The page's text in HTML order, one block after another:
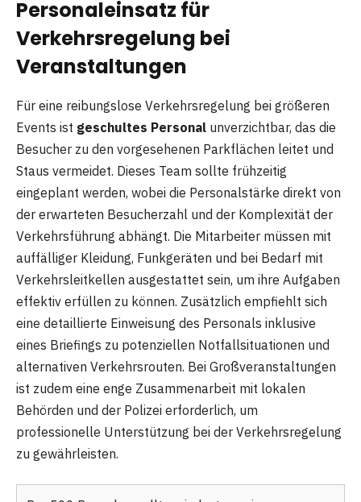
Personaleinsatz für
Verkehrsregelung bei
Veranstaltungen
Für eine reibungslose Verkehrsregelung bei größeren
Events ist geschultes Personal unverzichtbar, das die
Besucher zu den vorgesehenen Parkflächen leitet und
Staus vermeidet. Dieses Team sollte frühzeitig
eingeplant werden, wobei die Personalstärke direkt von
der erwarteten Besucherzahl und der Komplexität der
Verkehrsführung abhängt. Die Mitarbeiter müssen mit
auffälliger Kleidung, Funkgeräten und bei Bedarf mit
Verkehrsleitkellen ausgestattet sein, um ihre Aufgaben
effektiv erfüllen zu können. Zusätzlich empfiehlt sich
eine detaillierte Einweisung des Personals inklusive
eines Briefings zu potenziellen Notfallsituationen und
alternativen Verkehrsrouten. Bei Großveranstaltungen
ist zudem eine enge Zusammenarbeit mit lokalen
Behörden und der Polizei erforderlich, um
professionelle Unterstützung bei der Verkehrsregelung
zu gewährleisten.